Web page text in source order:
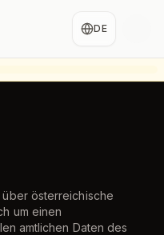
DE
österreichische
um einen
amtlichen Daten des